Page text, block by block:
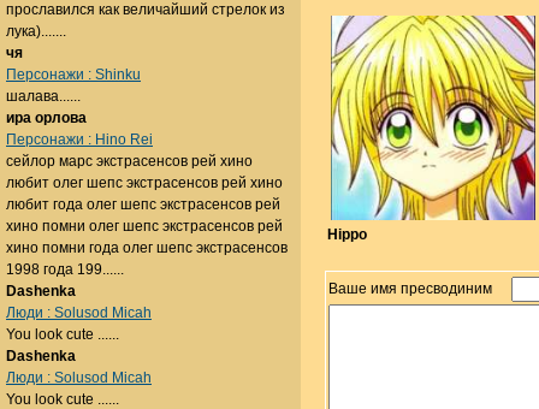
Hippo
Ваше имя пресводиним
прославился как величайший стрелок из
лука).......
чя
Персонажи : Shinku
шалава......
ира орлова
Персонажи : Hino Rei
сейлор марс экстрасенсов рей хино
любит олег шепс экстрасенсов рей хино
любит года олег шепс экстрасенсов рей
хино помни олег шепс экстрасенсов рей
хино помни года олег шепс экстрасенсов
1998 года 199......
Dashenka
Люди : Solusod Micah
You look cute ......
Dashenka
Люди : Solusod Micah
You look cute ......